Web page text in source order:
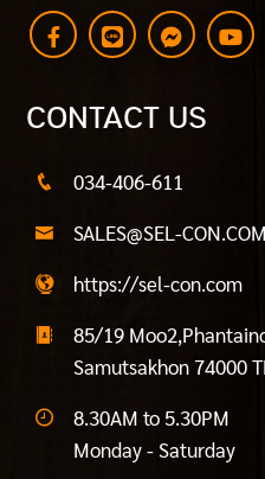
CONTACT US
034-406-611
SALES@SEL-CON.COM
https://sel-con.com
85/19
Samutsakhon 74000
8.30AM to 5.30PM
Monday - Saturday